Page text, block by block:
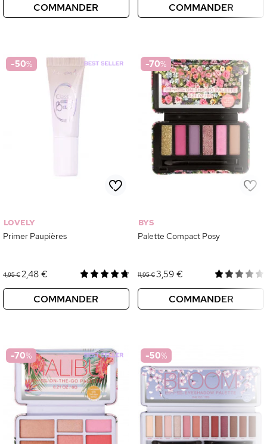
COMMANDER COMMANDER
-50%
LOVELY
Primer Paupières
4,95 €2,48 €
COMMANDER
-70%
BYS
Palette Compact Posy
11,95 €3,59 €
COMMANDER
-70% -50%